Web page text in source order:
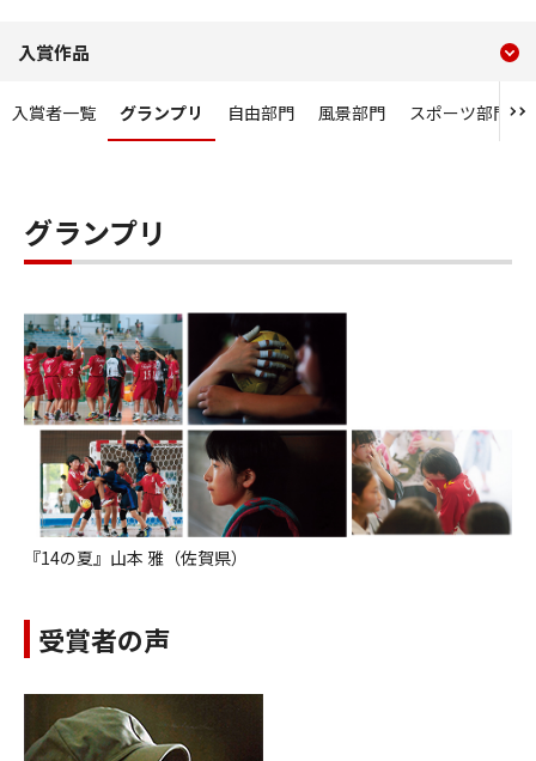
グランプリ 第50回キヤノ
入賞作品
入賞者一覧 グランプリ 自由部門 風景部門 スポーツ部門
グランプリ
『14の夏』山本 雅（佐賀県）
受賞者の声